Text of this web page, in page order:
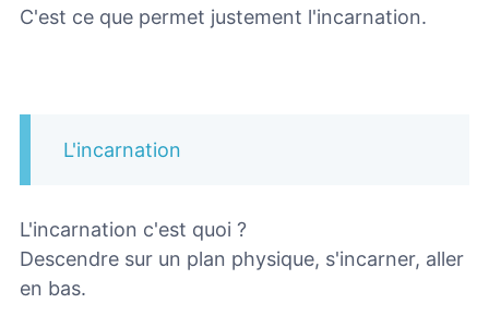
C'est ce que permet justement l'incarnation.
L'incarnation
L'incarnation c'est quoi ?
Descendre sur un plan physique, s'incarner, aller
en bas.